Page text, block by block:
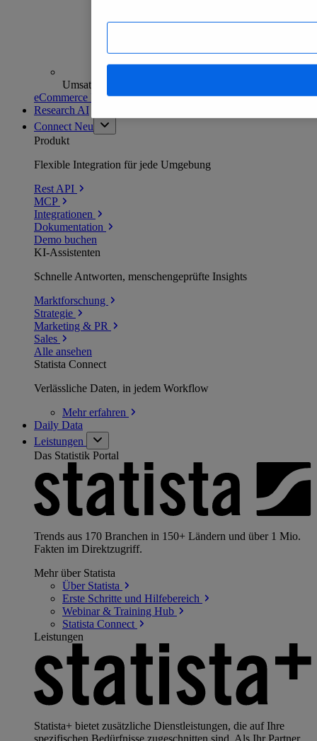
Umsatzanalysen und -prognosen
eCommerce Insights entdecken
Research AI
Connect Neu
Produkt
Flexible Integration für jede Umgebung
Rest API
MCP
Integrationen
Dokumentation
Demo buchen
KI-Assistenten
Schnelle Antworten, menschengeprüfte Insights
Marktforschung
Strategie
Marketing & PR
Sales
Alle ansehen
Statista Connect
Verlässliche Daten, in jedem Workflow
Mehrerfahren
Daily Data
Leistungen
Das Statistik Portal
Trends aus 170 Branchen in 150+ Ländern und über 1 Mio.
Fakten im Direktzugriff.
Mehr über Statista
Über Statista
Erste Schritte und Hilfebereich
Webinar & Training Hub
Statista Connect
Leistungen
Statista+ bietet zusätzliche Dienstleistungen, die auf Ihre
spezifischen Bedürfnisse zugeschnitten sind. Als Ihr Partner